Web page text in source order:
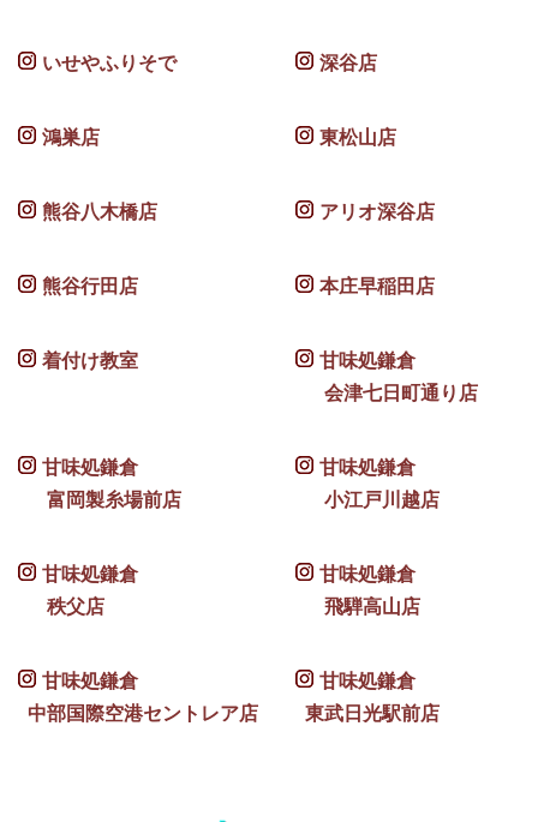
いせやふりそで 深谷店
鴻巣店 東松山店
熊谷八木橋店 アリオ深谷店
熊谷行田店 本庄早稲田店
着付け教室
甘味処鎌倉
会津七日町通り店
甘味処鎌倉
富岡製糸場前店
甘味処鎌倉
小江戸川越店
甘味処鎌倉
秩父店
甘味処鎌倉
飛騨高山店
甘味処鎌倉
中部国際空港セントレア店
甘味処鎌倉
東武日光駅前店